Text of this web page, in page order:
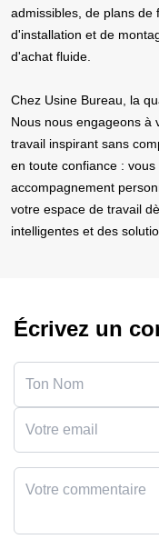
admissibles, de plans de
d'installation et de
d'achat fluide.
Chez Usine Bureau, la
Nous nous engageons à
travail inspirant sans
en toute confiance :
accompagnement
votre espace de travail
intelligentes et des
Écrivez un